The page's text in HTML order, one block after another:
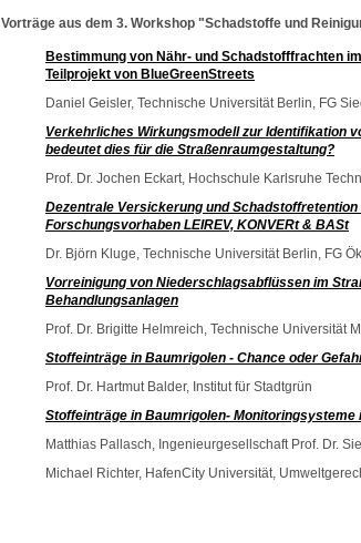
Vorträge aus dem 3. Workshop "Schadstoffe und
Bestimmung von Nähr- und Schadstofffrachten
Teilprojekt von BlueGreenStreets
Daniel Geisler, Technische Universität Berlin, FG
Verkehrliches Wirkungsmodell zur Identifikation
bedeutet dies für die Straßenraumgestaltung?
Prof. Dr. Jochen Eckart, Hochschule Karlsruhe
Dezentrale Versickerung und
Forschungsvorhaben LEIREV, KONVERt & BASt
Dr. Björn Kluge, Technische Universität Berlin, FG
Vorreinigung von Niederschlagsabflüssen im
Behandlungsanlagen
Prof. Dr. Brigitte Helmreich, Technische Universität
Stoffeinträge in Baumrigolen - Chance oder
Prof. Dr. Hartmut Balder, Institut für Stadtgrün
Stoffeinträge in Baumrigolen-
Matthias Pallasch, Ingenieurgesellschaft Prof. Dr.
Michael Richter, HafenCity Universität,